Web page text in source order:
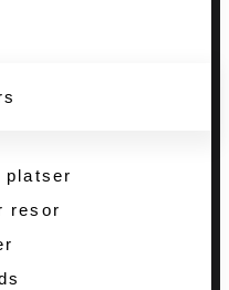
platser
resor